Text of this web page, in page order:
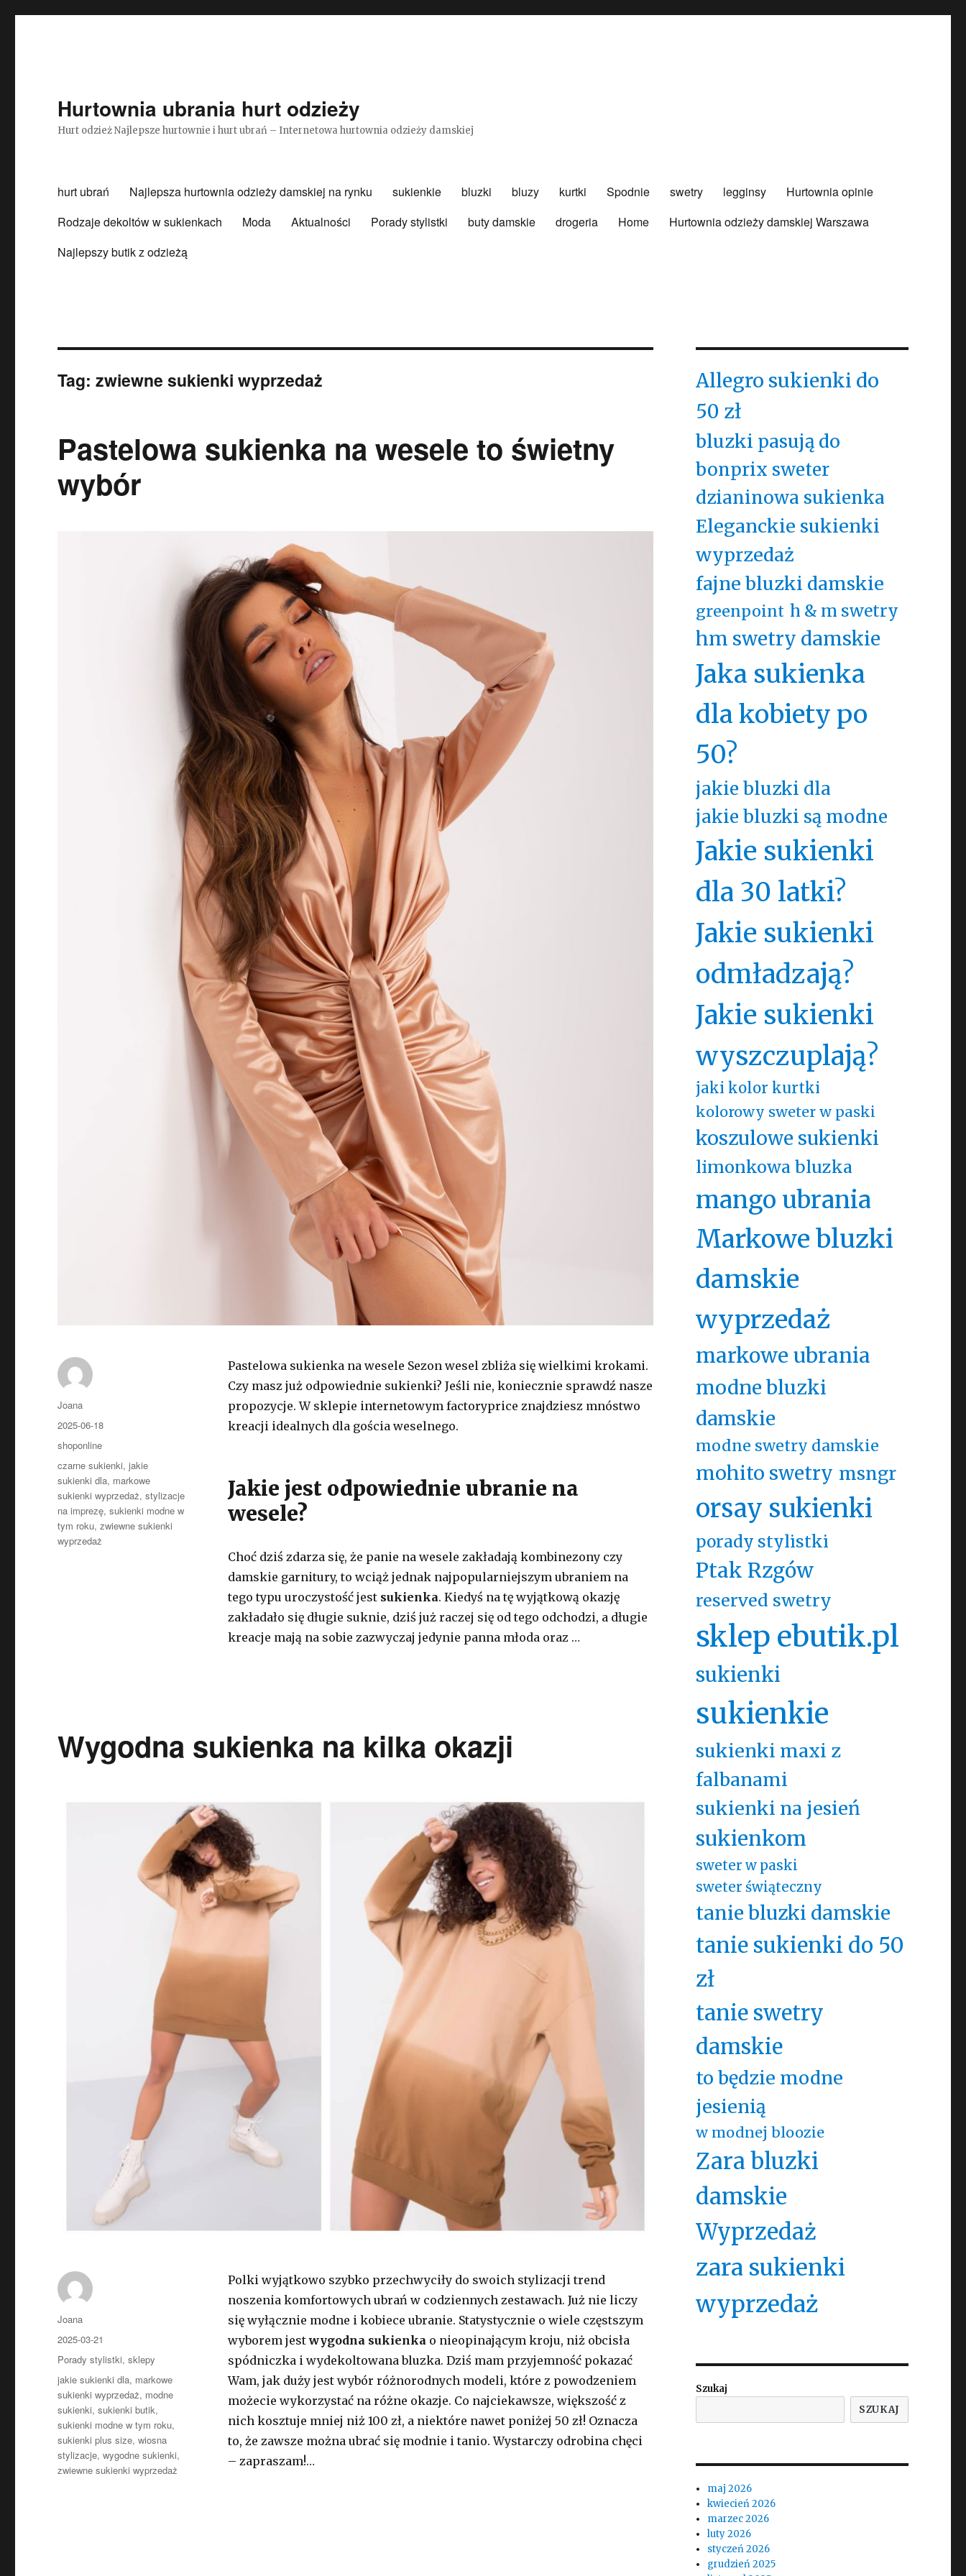
Hurtownia ubrania hurt odzieży
Hurt odzież Najlepsze hurtownie i hurt ubrań – Internetowa hurtownia odzieży damskiej
hurt ubrań Najlepsza hurtownia odzieży damskiej na rynku sukienkie bluzki bluzy kurtki Spodnie swetry legginsy
Hurtownia opinie
Rodzaje dekoltów w sukienkach
Moda Aktualności Porady stylistki buty damskie drogeria Home
Hurtownia odzieży damskiej Warszawa
Najlepszy butik z odzieżą
Tag:zwiewne sukienki wyprzedaż
Pastelowa sukienka na wesele to świetny
wybór
Pastelowa sukienka na wesele Sezon wesel zbliża się wielkimi krokami.
Czy masz już odpowiednie sukienki? Jeśli nie, koniecznie sprawdź nasze
propozycje. W sklepie internetowym factoryprice znajdziesz mnóstwo
kreacji idealnych dla gościa weselnego.
Jakie jest odpowiednie ubranie na
wesele?
Choć dziś zdarza się, że panie na wesele zakładają kombinezony czy
damskie garnitury, to wciąż jednak najpopularniejszym ubraniem na
tego typu uroczystość jest sukienka. Kiedyś na tę wyjątkową okazję
zakładało się długie suknie, dziś już raczej się od tego odchodzi, a długie
kreacje mają na sobie zazwyczaj jedynie panna młoda oraz …
Autor
Joana
Opublikowano
2025-06-18
Kategorie
shoponline
Tagi
czarne sukienki,jakie
sukienki dla, markowe
sukienki wyprzedaż,stylizacje
na imprezę,sukienki modne w
tym roku,zwiewne sukienki
wyprzedaż
Wygodna sukienka na kilka okazji
Polki wyjątkowo szybko przechwyciły do swoich stylizacji trend
noszenia komfortowych ubrań w codziennych zestawach. Już nie liczy
się wyłącznie modne i kobiece ubranie. Statystycznie o wiele częstszym
wyborem jestwygodna sukienkao nieopinającym kroju, niż obcisła
spódniczka i wydekoltowana bluzka. Dziś mam przyjemność pokazać
Wam, jak duży jest wybór różnorodnych modeli, które z powodzeniem
możecie wykorzystać na różne okazje. Co najciekawsze, większość z
nich kosztuje mniej niż 100 zł, a niektóre nawet poniżej 50 zł! Oznacza
to, że zawsze można ubrać się modnie i tanio. Wystarczy odrobina chęci
– zapraszam!…
Autor
Joana
Opublikowano
2025-03-21
Kategorie
Porady stylistki,sklepy
Tagi
jakie sukienki dla, markowe
sukienki wyprzedaż, modne
sukienki,sukienki butik,
sukienki modne w tym roku,
sukienki plus size,wiosna
stylizacje,wygodne sukienki,
zwiewne sukienki wyprzedaż
Allegro sukienki do
50 zł
bluzki pasują do
bonprix sweter
dzianinowa sukienka
Eleganckie sukienki
wyprzedaż
fajne bluzki damskie
greenpoint h & m swetry
hm swetry damskie
Jaka sukienka
dla kobiety po
50?
jakie bluzki dla
jakie bluzki są modne
Jakie sukienki
dla 30 latki?
Jakie sukienki
odmładzają?
Jakie sukienki
wyszczuplają?
jaki kolor kurtki
kolorowy sweter w paski
koszulowe sukienki
limonkowa bluzka
mango ubrania
Markowe bluzki
damskie
wyprzedaż
markowe ubrania
modne bluzki
damskie
modne swetry damskie
mohito swetry msngr
orsay sukienki
porady stylistki
Ptak Rzgów
reserved swetry
sklep ebutik.pl
sukienki
sukienkie
sukienki maxi z
falbanami
sukienki na jesień
sukienkom
sweter w paski
sweter świąteczny
tanie bluzki damskie
tanie sukienki do 50
zł
tanie swetry
damskie
to będzie modne
jesienią
w modnej bloozie
Zara bluzki
damskie
Wyprzedaż
zara sukienki
wyprzedaż
Szukaj
SZUKAJ
maj 2026
kwiecień 2026
marzec 2026
luty 2026
styczeń 2026
grudzień 2025